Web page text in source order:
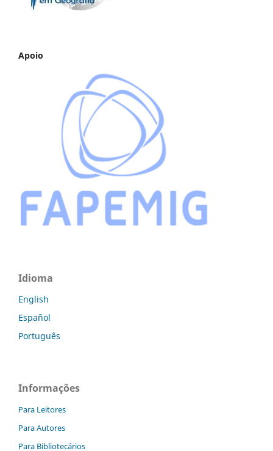
Apoio
Idioma
English
Español
Português
Informações
Para Leitores
Para Autores
Para Bibliotecários